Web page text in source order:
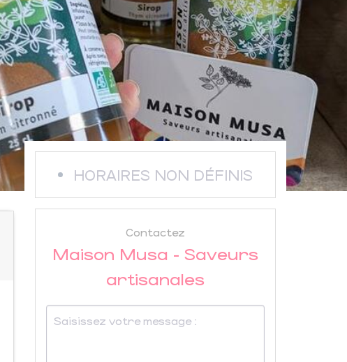
HORAIRES NON DÉFINIS
Contactez
Maison Musa - Saveurs
artisanales